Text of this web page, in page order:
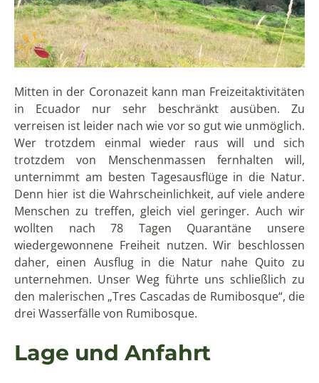
Mitten in der Coronazeit kann man Freizeitaktivitäten
in Ecuador nur sehr beschränkt ausüben. Zu
verreisen ist leider nach wie vor so gut wie unmöglich.
Wer trotzdem einmal wieder raus will und sich
trotzdem von Menschenmassen fernhalten will,
unternimmt am besten Tagesausflüge in die Natur.
Denn hier ist die Wahrscheinlichkeit, auf viele andere
Menschen zu treffen, gleich viel geringer. Auch wir
wollten nach 78 Tagen Quarantäne unsere
wiedergewonnene Freiheit nutzen. Wir beschlossen
daher, einen Ausflug in die Natur nahe Quito zu
unternehmen. Unser Weg führte uns schließlich zu
den malerischen „Tres Cascadas de Rumibosque“, die
drei Wasserfälle von Rumibosque.
Lage und Anfahrt